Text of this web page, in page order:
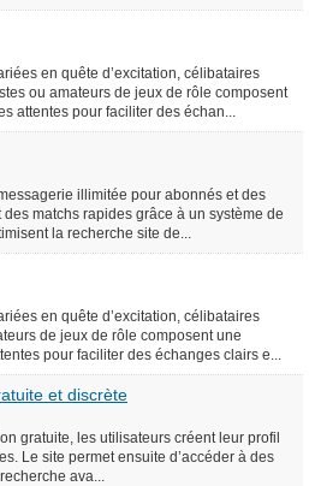
en quête d’excitation, célibataires
ou amateurs de jeux de rôle composent
attentes pour faciliter des échan...
illimitée pour abonnés et des
matchs rapides grâce à un système de
la recherche site de...
en quête d’excitation, célibataires
de jeux de rôle composent une
pour faciliter des échanges clairs e...
et discrète
gratuite, les utilisateurs créent leur profil
Le site permet ensuite d’accéder à des
ava...